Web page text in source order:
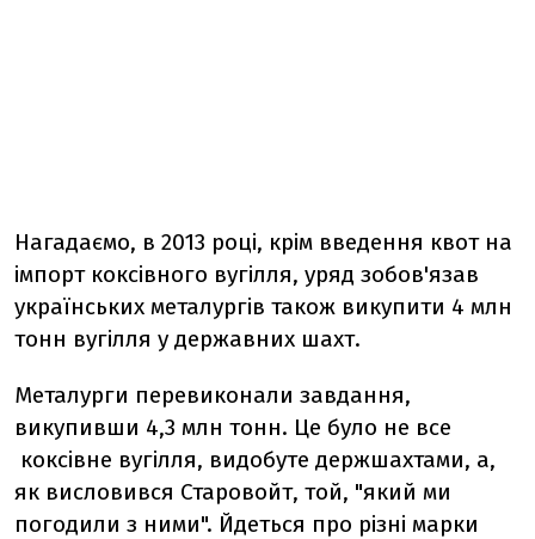
Нагадаємо, в 2013 році, крім введення квот на
імпорт коксівного вугілля, уряд зобов'язав
українських металургів також викупити 4 млн
тонн вугілля у державних шахт.
Металурги перевиконали завдання,
викупивши 4,3 млн тонн. Це було не все
коксівне вугілля, видобуте держшахтами, а,
як висловився Старовойт, той, "який ми
погодили з ними". Йдеться про різні марки